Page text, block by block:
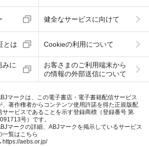
健全なサービスに向けて
とは Cookieの利用について
みに
お客さまのご利用端末から
の情報の外部送信について
マークは、この電子書店・電子書籍配信サービス
、著作権者からコンテンツ使用許諾を得た正規版配
サービスであることを示す登録商標（登録番号 第
号）です。
マークの詳細、ABJマークを掲示しているサービス
一覧はこちら
https://aebs.or.jp/